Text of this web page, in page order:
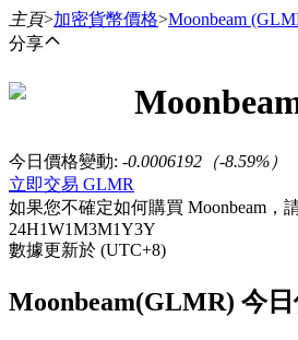
主頁>加密貨幣價格>Moonbeam
分享
今日價格變動: -0.0006192 （-8.59%）
立即交易 GLMR
如果您不確定如何購買 Moonbeam，
24H1W1M3M1Y3Y
數據更新於 (UTC+8)
Moonbeam(GLMR) 今